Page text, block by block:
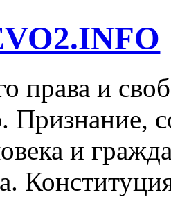
права и
Признание,
и